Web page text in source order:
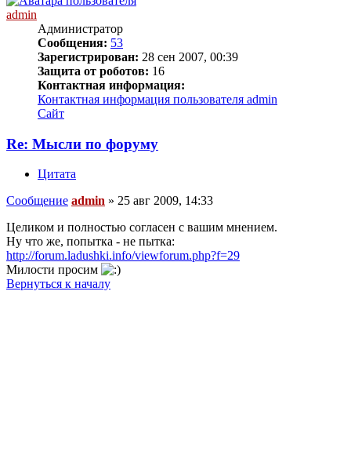
admin
Администратор
Сообщения: 53
Зарегистрирован: 28 сен 2007, 00:39
Защита от роботов: 16
Контактная информация:
Контактная информация пользователя admin
Сайт
Re: Мысли по форуму
Цитата
Сообщение admin » 25 авг 2009, 14:33
Целиком и полностью согласен с вашим мнением.
Ну что же, попытка - не пытка:
http://forum.ladushki.info/viewforum.php?f=29
Милости просим
Вернуться к началу